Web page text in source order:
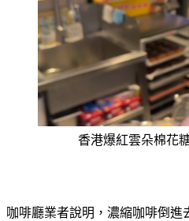
香港爆紅雲朵棉花
會有一個平衡感在嘴裡，而且